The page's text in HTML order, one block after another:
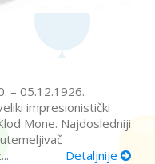
– 05.12.1926.
impresionistički
Mone. Najdosledniji
Detaljnije